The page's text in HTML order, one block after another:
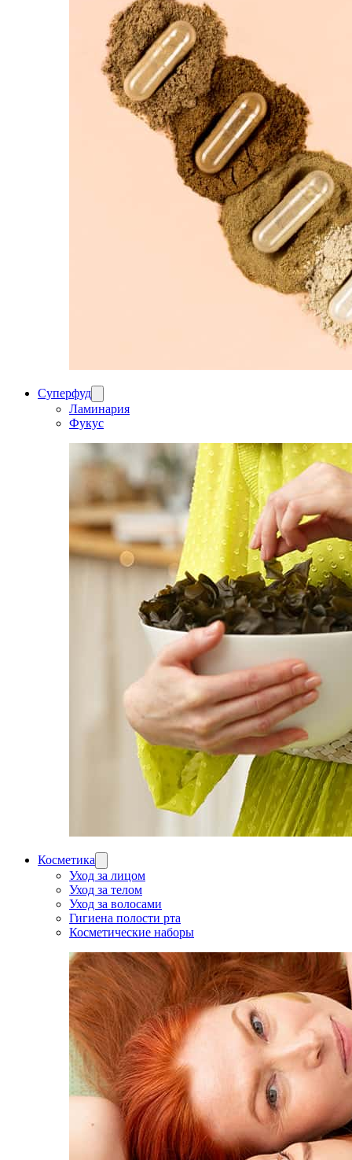
Суперфуд
Ламинария
Фукус
Косметика
Уход за лицом
Уход за телом
Уход за волосами
Гигиена полости рта
Косметические наборы